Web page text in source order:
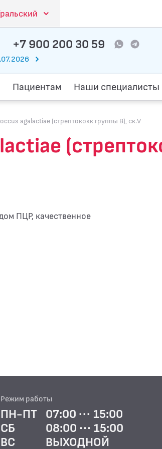
+7 900 200 30 59
Пациентам Наши специалисты
agalactiae (стрептококк группы В), ск.V
ПЦР, качественное
Режим работы
ПН-ПТ
07:00 ··· 15:00
СБ
08:00 ··· 15:00
ВС
ВЫХОДНОЙ